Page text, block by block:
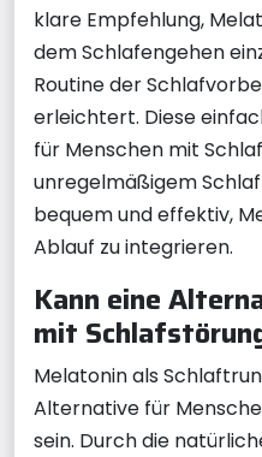
klare Empfehlung,
dem Schlafengehen
Routine der
erleichtert. Diese
für Menschen mit
unregelmäßigem
bequem und effektiv,
Ablauf zu integrieren.
Kann eine
mit
Melatonin als
Alternative für
sein. Durch die